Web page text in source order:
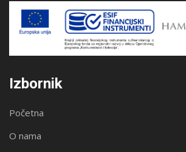
Izbornik
Početna
O nama